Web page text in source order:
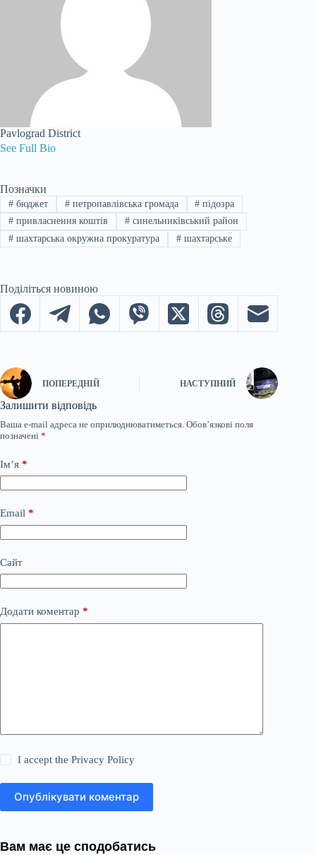
Pavlograd District
See Full Bio
Позначки
#бюджет #петропавлівська громада # підозра
#привласнення коштів #синельниківський район
#шахтарська окружна прокуратура #шахтарське
Поділіться новиною
ПОПЕРЕДНІЙ НАСТУПНИЙ
Залишити відповідь
Ваша e-mail адреса не оприлюднюватиметься. Обов’язкові поля
позначені *
Ім’я *
Email *
Сайт
Додати коментар *
I accept thePrivacy Policy
Опублікувати коментар
Вам має це сподобатись